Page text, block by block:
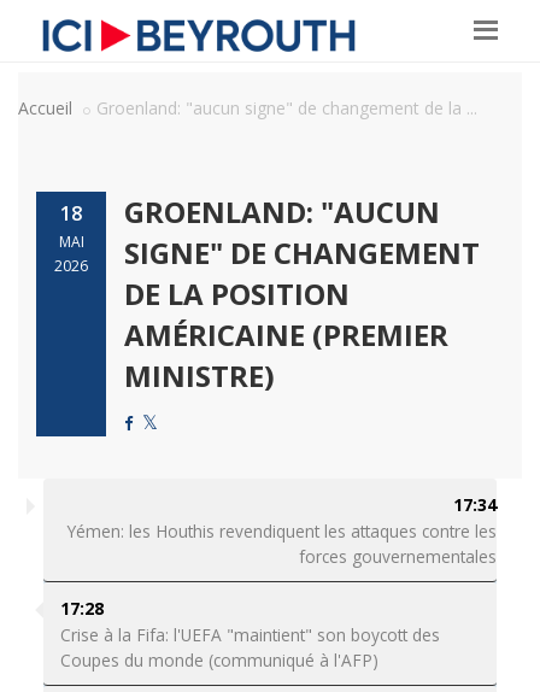
Accueil Groenland: "aucun signe" de changement de la ...
18
MAI
2026
GROENLAND: "AUCUN
SIGNE" DE CHANGEMENT
DE LA POSITION
AMÉRICAINE (PREMIER
MINISTRE)
17:34
Yémen: les Houthis revendiquent les attaques contre les
forces gouvernementales
17:28
Crise à la Fifa: l'UEFA "maintient" son boycott des
Coupes du monde (communiqué à l'AFP)